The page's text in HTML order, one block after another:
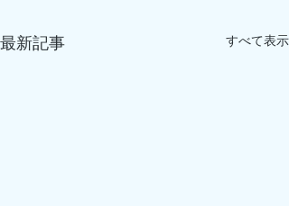
最新記事 すべて表示